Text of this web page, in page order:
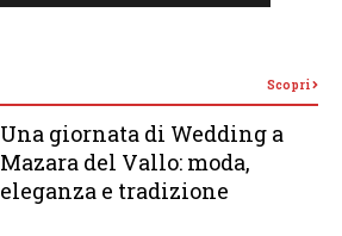
Scopri
Una giornata di Wedding a
Mazara del Vallo: moda,
eleganza e tradizione